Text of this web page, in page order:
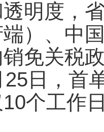
明度，
）、中
免关税
25日，首
个工作